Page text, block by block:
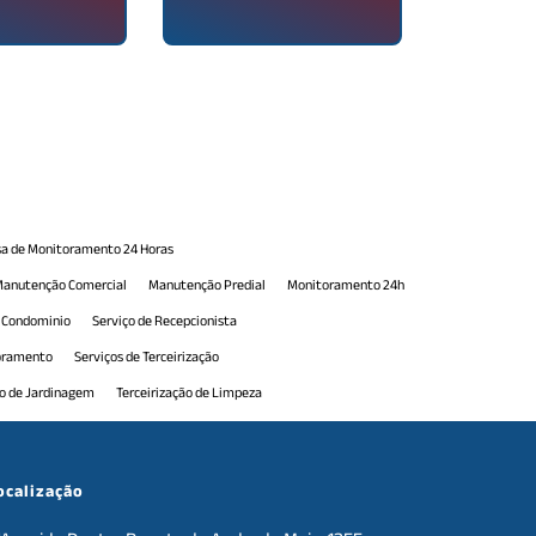
de Monitoramento 24 Horas
Comercial Manutenção Predial
Monitoramento 24h
Serviço de Recepcionista
Serviços de Terceirização
de Jardinagem
Terceirização de Limpeza
de Portaria
Terceirização de Portaria 24h